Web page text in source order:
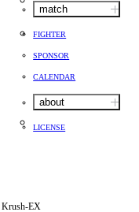
match
FIGHTER
SPONSOR
CALENDAR
about
LICENSE
Krush-EX